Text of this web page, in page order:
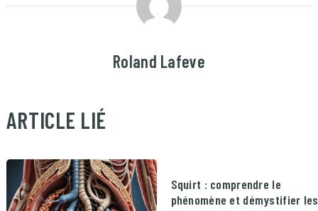
Roland Lafeve
ARTICLE LIÉ
Squirt : comprendre le
phénomène et démystifier les